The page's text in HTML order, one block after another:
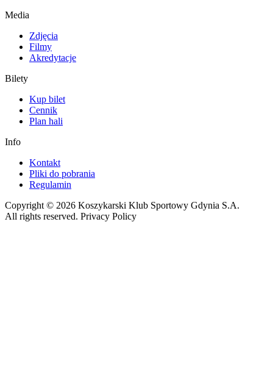
Media
Zdjęcia
Filmy
Akredytacje
Bilety
Kup bilet
Cennik
Plan hali
Info
Kontakt
Pliki do pobrania
Regulamin
Copyright © 2026 Koszykarski Klub Sportowy Gdynia S.A.
All rights reserved. Privacy Policy